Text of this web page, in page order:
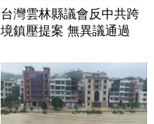
台灣雲林縣議會反中共跨
境鎮壓提案 無異議通過